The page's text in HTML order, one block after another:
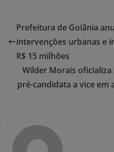
Prefeitura de Goiânia
intervenções urbanas e
R$ 15 milhões
Wilder Morais oficializa
pré-candidata a vice em